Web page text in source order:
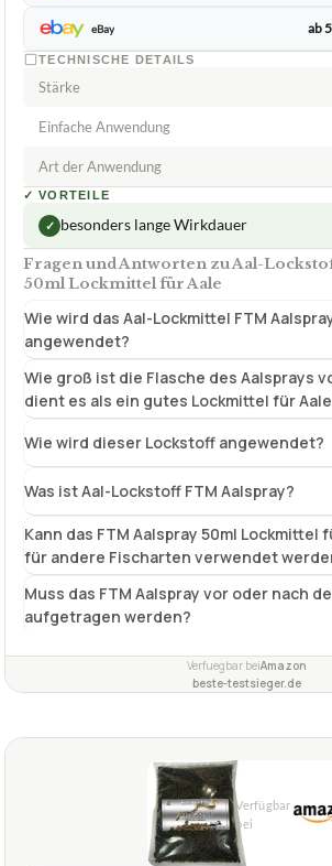
eBay ab
TECHNISCHE DETAILS
Stärke
Einfache Anwendung
Art der Anwendung
✓ VORTEILE
✓ besonders lange Wirkdauer
Fragen und Antworten zu Aal-
50ml Lockmittel für Aale
Wie wird das Aal-Lockmittel FTM
angewendet?
Wie groß ist die Flasche des Aalsprays
dient es als ein gutes Lockmittel für
Wie wird dieser Lockstoff angewendet?
Was ist Aal-Lockstoff FTM Aalspray?
Kann das FTM Aalspray 50ml Lockmittel
für andere Fischarten verwendet
Muss das FTM Aalspray vor oder nach
aufgetragen werden?
Verfuegbar beiAmazon
beste-testsieger.de